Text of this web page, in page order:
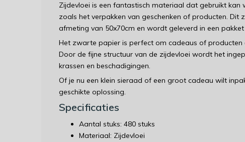
Zijdevloei is een fantastisch materiaal dat gebruikt kan
zoals het verpakken van geschenken of producten. Dit
afmeting van 50x70cm en wordt geleverd in een pakket
Het zwarte papier is perfect om cadeaus of producten
Door de fijne structuur van de zijdevloei wordt het
krassen en beschadigingen.
Of je nu een klein sieraad of een groot cadeau wilt
geschikte oplossing.
Specificaties
Aantal stuks: 480 stuks
Materiaal: Zijdevloei